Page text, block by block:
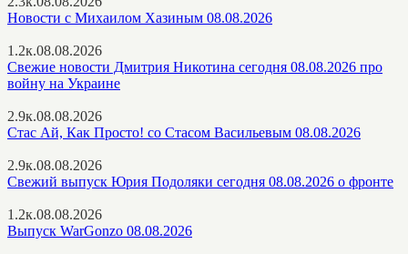
Новости с Михаилом Хазиным 08.08.2026
1.2к.08.08.2026
Свежие новости Дмитрия Никотина сегодня 08.08.2026 про
войну на Украине
2.9к.08.08.2026
Стас Ай, Как Просто! со Стасом Васильевым 08.08.2026
2.9к.08.08.2026
Свежий выпуск Юрия Подоляки сегодня 08.08.2026 о фронте
1.2к.08.08.2026
Выпуск WarGonzo 08.08.2026